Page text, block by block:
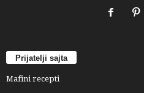
Prijatelji sajta
Mafini recepti